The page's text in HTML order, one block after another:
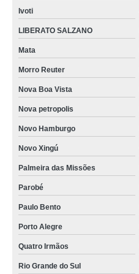
Ivoti
LIBERATO SALZANO
Mata
Morro Reuter
Nova Boa Vista
Nova petropolis
Novo Hamburgo
Novo Xingú
Palmeira das Missões
Parobé
Paulo Bento
Porto Alegre
Quatro Irmãos
Rio Grande do Sul